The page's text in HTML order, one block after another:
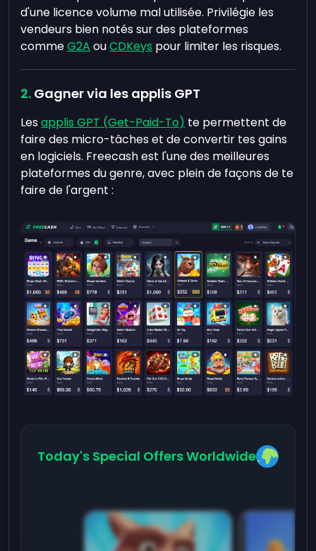
d'une licence volume mal utilisée. Privilégie les
vendeurs bien notés sur des plateformes
commeG2A ouCDKeys pour limiter les risques.
Gagner via les applis GPT
Lesapplis GPT (Get-Paid-To) te permettent de
faire des micro-tâches et de convertir tes gains
en logiciels. Freecash est l'une des meilleures
plateformes du genre, avec plein de façons de te
faire de l'argent :
Today's Special Offers Worldwide